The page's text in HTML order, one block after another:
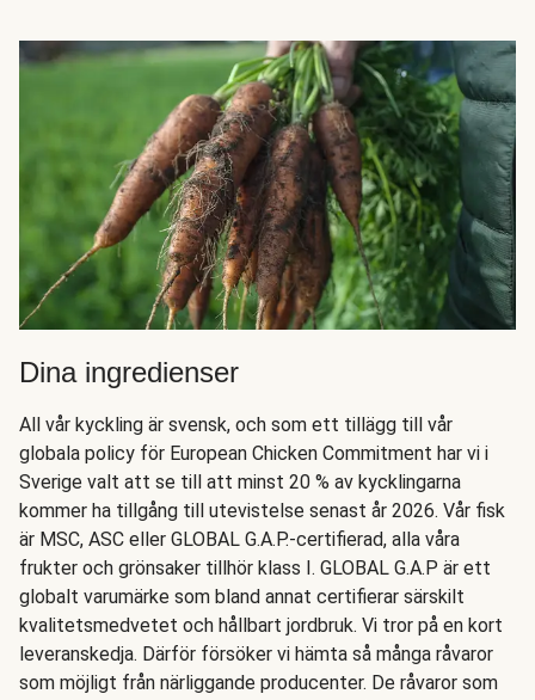
Dina ingredienser
All vår kyckling är svensk, och som ett tillägg till vår
globala policy för European Chicken Commitment har vi i
Sverige valt att se till att minst 20 % av kycklingarna
kommer ha tillgång till utevistelse senast år 2026. Vår fisk
är MSC, ASC eller GLOBAL G.A.P.-certifierad, alla våra
frukter och grönsaker tillhör klass I. GLOBAL G.A.P är ett
globalt varumärke som bland annat certifierar särskilt
kvalitetsmedvetet och hållbart jordbruk. Vi tror på en kort
leveranskedja. Därför försöker vi hämta så många råvaror
som möjligt från närliggande producenter. De råvaror som